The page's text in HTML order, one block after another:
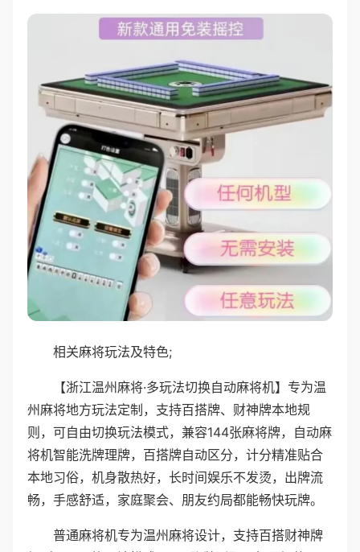
相关麻将玩法及特色;
【浙江温州麻将·多玩法切换自动麻将机】专为温
州麻将地方玩法定制，支持百搭牌、财神牌本地规
则，可自由切换玩法模式，兼容144张麻将牌，自动麻
将机智能洗牌理牌，百搭牌自动区分，计分精准贴合
本地习俗，机身散热好，长时间娱乐不发烫，出牌流
畅，手感舒适，家庭聚会、朋友约局都能畅快玩牌。
普通麻将机专为温州麻将设计，支持百搭财神牌